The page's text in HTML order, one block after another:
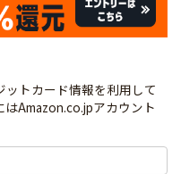
トカード情報を利用して
Amazon.co.jpアカウント